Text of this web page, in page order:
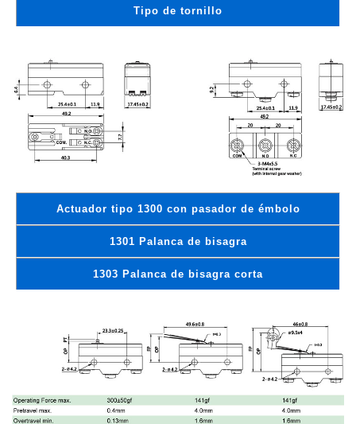
Tipo de tornillo
Actuador tipo 1300 con pasador de émbolo
1301 Palanca de bisagra
1303 Palanca de bisagra corta